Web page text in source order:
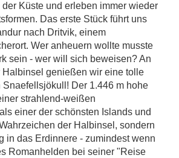
Küste und erleben immer wieder
Das erste Stück führt uns
nach Dritvik, einem
Wer anheuern wollte musste
sein - wer will sich beweisen? An
Halbinsel genießen wir eine tolle
Snaefellsjökull! Der 1.446 m hohe
strahlend-weißen
einer der schönsten Islands und
der Halbinsel, sondern
in das Erdinnere - zumindest wenn
Romanhelden bei seiner "Reise